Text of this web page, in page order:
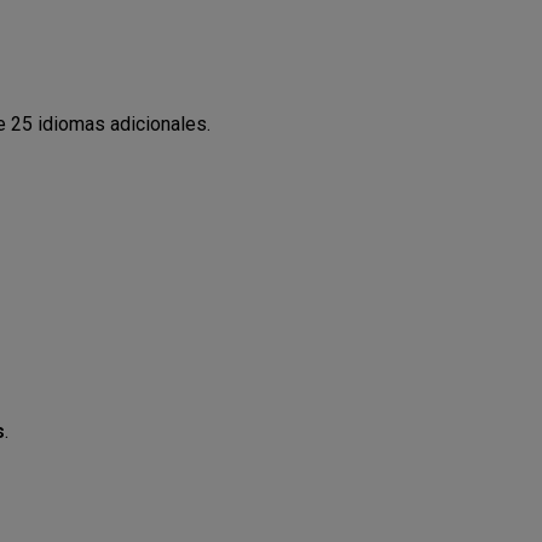
25 idiomas adicionales.
.